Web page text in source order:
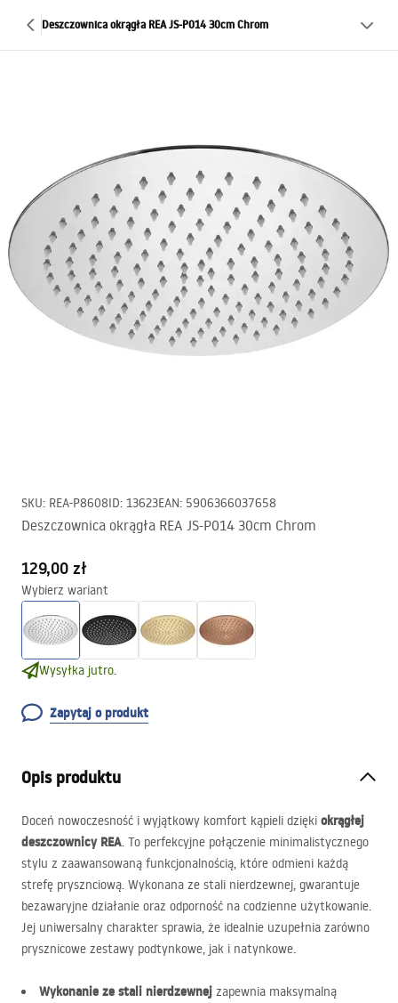
Deszczownica okrągła REA JS-P014 30cm Chrom
SKU: REA-P8608ID: 13623EAN: 5906366037658
Deszczownica okrągła REA JS-P014 30cm Chrom
129,00 zł
Wybierz wariant
Wysyłka jutro.
Zapytaj o produkt
Opis produktu
Doceń nowoczesność i wyjątkowy komfort kąpieli dzięki okrągłej
deszczownicy REA. To perfekcyjne połączenie minimalistycznego
stylu z zaawansowaną funkcjonalnością, które odmieni każdą
strefę prysznciową. Wykonana ze stali nierdzewnej, gwarantuje
bezawaryjne działanie oraz odporność na codzienne użytkowanie.
Jej uniwersalny charakter sprawia, że idealnie uzupełnia zarówno
prysznicowe zestawy podtynkowe, jak i natynkowe.
Wykonanie ze stali nierdzewnej zapewnia maksymalną